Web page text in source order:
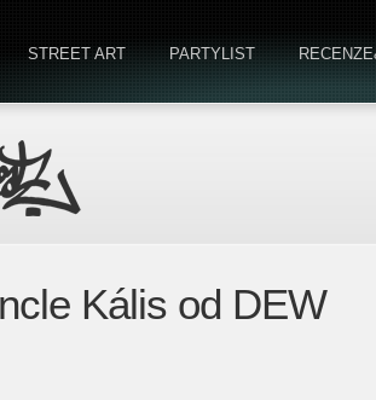
STREET ART PARTYLIST
Kális od DEW